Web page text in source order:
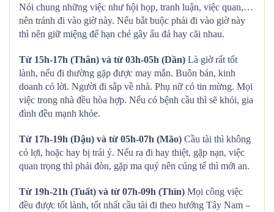
Nói chung những việc như hội họp, tranh luận, việc quan,…
nên tránh đi vào giờ này. Nếu bắt buộc phải đi vào giờ này
thì nên giữ miệng để hạn ché gây ẩu đả hay cãi nhau.
Từ 15h-17h (Thân) và từ 03h-05h (Dần) Là giờ rất tốt
lành, nếu đi thường gặp được may mắn. Buôn bán, kinh
doanh có lời. Người đi sắp về nhà. Phụ nữ có tin mừng. Mọi
việc trong nhà đều hòa hợp. Nếu có bệnh cầu thì sẽ khỏi, gia
đình đều mạnh khỏe.
Từ 17h-19h (Dậu) và từ 05h-07h (Mão) Cầu tài thì không
có lợi, hoặc hay bị trái ý. Nếu ra đi hay thiệt, gặp nạn, việc
quan trọng thì phải đòn, gặp ma quỷ nên cúng tế thì mới an.
Từ 19h-21h (Tuất) và từ 07h-09h (Thìn) Mọi công việc
đều được tốt lành, tốt nhất cầu tài đi theo hướng Tây Nam –